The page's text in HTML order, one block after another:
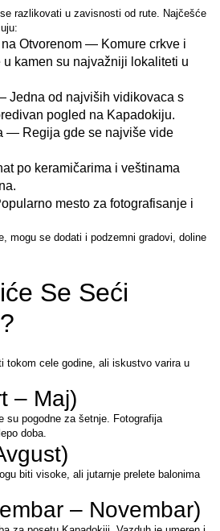
razlikovati u zavisnosti od rute. Najčešće
Otvorenom — Komure crkve i
u kamen su najvažniji lokaliteti u
Jedna od najviših vidikovaca s
pogled na Kapadokiju.
— Regija gde se najviše vide
po keramičarima i veštinama
mesto za fotografisanje i
mogu se dodati i podzemni gradovi, doline
Se Seći
tokom cele godine, ali iskustvo varira u
– Maj)
su pogodne za šetnje. Fotografija
doba.
biti visoke, ali jutarnje prelete balonima
– Novembar)